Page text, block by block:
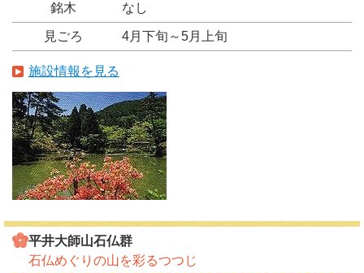
銘木 なし
見ごろ 4月下旬～5月上旬
施設情報を見る
平井大師山石仏群
石仏めぐりの山を彩るつつじ